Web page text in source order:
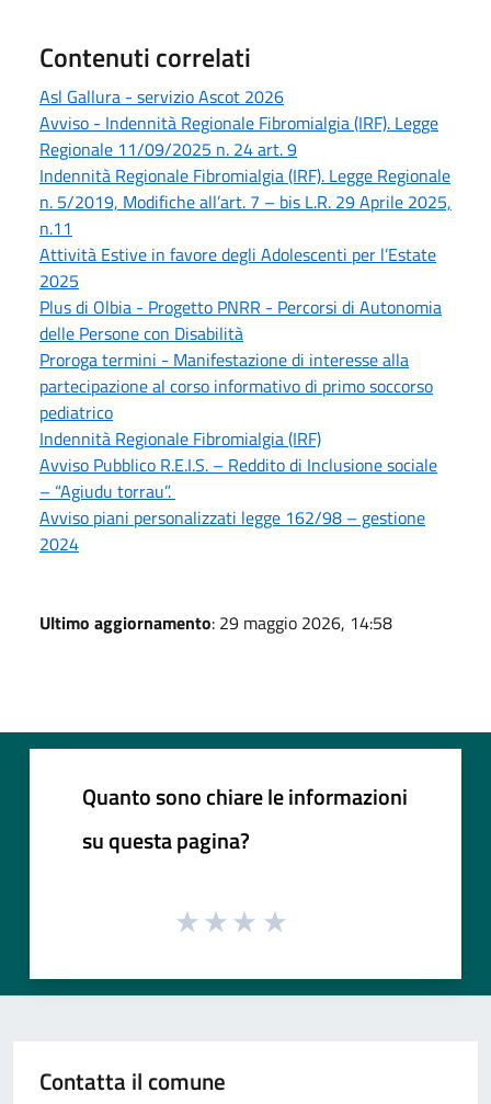
Contenuti correlati
Asl Gallura - servizio Ascot 2026
Avviso - Indennità Regionale Fibromialgia (IRF). Legge
Regionale 11/09/2025 n. 24 art. 9
Indennità Regionale Fibromialgia (IRF). Legge Regionale
n. 5/2019, Modifiche all’art. 7 – bis L.R. 29 Aprile 2025,
n.11
Attività Estive in favore degli Adolescenti per l’Estate
2025
Plus di Olbia - Progetto PNRR - Percorsi di Autonomia
delle Persone con Disabilità
Proroga termini - Manifestazione di interesse alla
partecipazione al corso informativo di primo soccorso
pediatrico
Indennità Regionale Fibromialgia (IRF)
Avviso Pubblico R.E.I.S. – Reddito di Inclusione sociale
– “Agiudu torrau”.
Avviso piani personalizzati legge 162/98 – gestione
2024
Ultimo aggiornamento: 29 maggio 2026, 14:58
Quanto sono chiare le informazioni
su questa pagina?
Contatta il comune